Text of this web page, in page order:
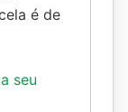
é de
seu